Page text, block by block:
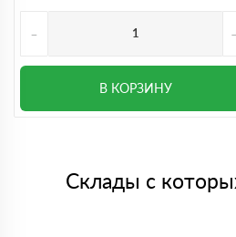
-
В КОРЗИНУ
Склады с